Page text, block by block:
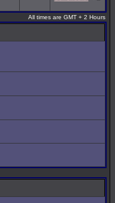
All times are GMT + 2 Hours